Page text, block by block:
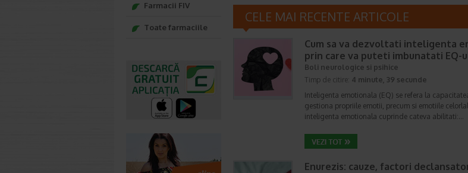
CELE MAI RECENTE ARTICOLE
Cum sa va dezvoltati inteligenta
prin care va puteti imbunatati EQ-
Boli neurologice si psihice
Timp de citire: 4 minute, 39 secunde
Inteligenta emotionala (EQ) se refera la
gestiona propriile emotii, precum si emotiile
inteligenta emotionala cuprinde cateva abilitati:…
Enurezis: cauze, factori
Farmacii FIV
Toate farmaciile